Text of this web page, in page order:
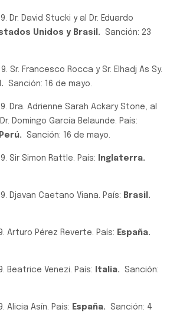
Dr. David Stucki y al Dr. Eduardo
Unidos y Brasil. Sanción: 23
Sr. Francesco Rocca y Sr. Elhadj As Sy.
Sanción: 16 de mayo.
Dra. Adrienne Sarah Ackary Stone, al
Domingo García Belaunde. País:
Sanción: 16 de mayo.
Sir Simon Rattle. País:
Inglaterra.
Djavan Caetano Viana. País: Brasil.
Arturo Pérez Reverte. País: España.
Beatrice Venezi. País: Italia. Sanción:
Alicia Asín. País: España. Sanción: 4